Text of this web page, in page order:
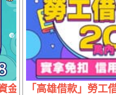
金幫你準備充足 | 30萬
「高雄借款」勞工